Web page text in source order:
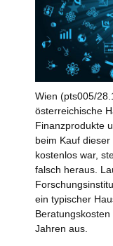
Wien (pts005/
österreichische
Finanzprodukte
beim Kauf
kostenlos war,
falsch heraus.
ein typischer
Jahren aus.